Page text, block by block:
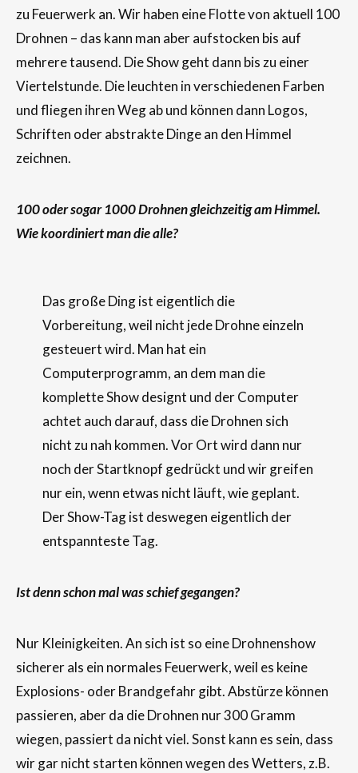
zu Feuerwerk an. Wir haben eine Flotte von aktuell 100
Drohnen – das kann man aber aufstocken bis auf
mehrere tausend. Die Show geht dann bis zu einer
Viertelstunde. Die leuchten in verschiedenen Farben
und fliegen ihren Weg ab und können dann Logos,
Schriften oder abstrakte Dinge an den Himmel
zeichnen.
100 oder sogar 1000 Drohnen gleichzeitig am Himmel.
Wie koordiniert man die alle?
Das große Ding ist eigentlich die
Vorbereitung, weil nicht jede Drohne einzeln
gesteuert wird. Man hat ein
Computerprogramm, an dem man die
komplette Show designt und der Computer
achtet auch darauf, dass die Drohnen sich
nicht zu nah kommen. Vor Ort wird dann nur
noch der Startknopf gedrückt und wir greifen
nur ein, wenn etwas nicht läuft, wie geplant.
Der Show-Tag ist deswegen eigentlich der
entspannteste Tag.
Ist denn schon mal was schief gegangen?
Nur Kleinigkeiten. An sich ist so eine Drohnenshow
sicherer als ein normales Feuerwerk, weil es keine
Explosions- oder Brandgefahr gibt. Abstürze können
passieren, aber da die Drohnen nur 300 Gramm
wiegen, passiert da nicht viel. Sonst kann es sein, dass
wir gar nicht starten können wegen des Wetters, z.B.